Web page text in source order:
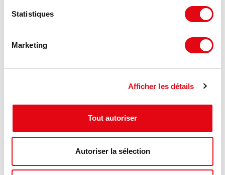
Statistiques
Marketing
Afficher les détails
Tout autoriser
Autoriser la sélection
59700 MARCQ EN BAROEUL
HT HC/m²/an